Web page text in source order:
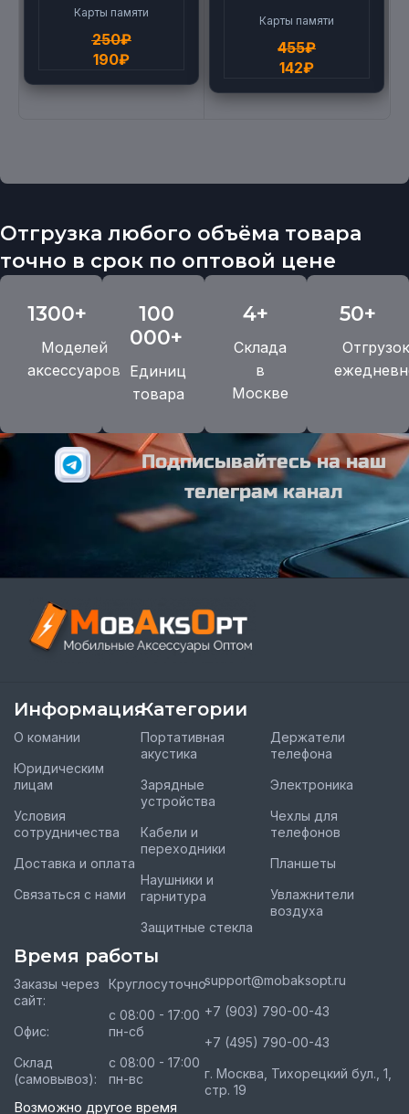
High Speed (4G)
Карты памяти
250₽
190₽
Карты памяти
455₽
142₽
Отгрузка любого объёма товара
точно в срок по оптовой цене
1300+
Моделей
аксессуаров
100
000+
Единиц
товара
4+
Склада
в
Москве
50+
Отгрузок
Подписывайтесь на наш
телеграм канал
Информация
О комании
Юридическим
лицам
Условия
сотрудничества
Доставка и оплата
Связаться с нами
Категории
Портативная
акустика
Зарядные
устройства
Кабели и
переходники
Наушники и
гарнитура
Защитные стекла
Держатели
телефона
Электроника
Чехлы для
телефонов
Планшеты
Увлажнители
воздуха
Время работы
Заказы через
сайт:
Офис:
Склад
(самовывоз):
Круглосуточно
с 08:00 - 17:00
пн-сб
с 08:00 - 17:00
пн-вс
Возможно другое время
support@mobaksopt.ru
+7 (903) 790-00-43
+7 (495) 790-00-43
г. Москва, Тихорецкий бул., 1,
стр. 19